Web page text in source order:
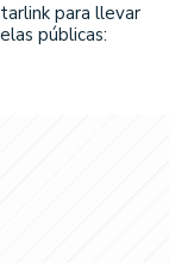
para llevar
públicas: